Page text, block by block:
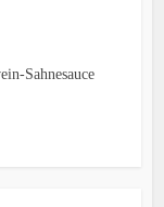
Sahnesauce